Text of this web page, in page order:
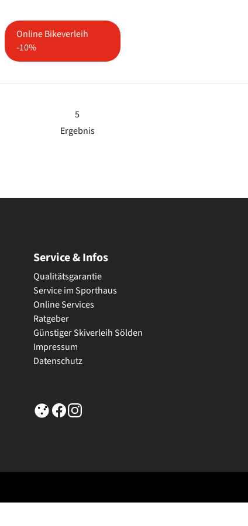
Online Bikeverleih
-10%
5
Ergebnis
Service & Infos
Qualitätsgarantie
Service im Sporthaus
Online Services
Ratgeber
Günstiger Skiverleih Sölden
Impressum
Datenschutz